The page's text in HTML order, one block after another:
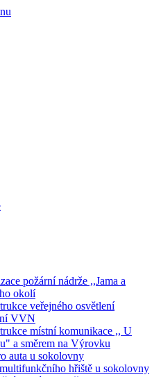
požární nádrže ,,Jama a
okolí
veřejného osvětlení
VVN
místní komunikace ,, U
a směrem na Výrovku
auta u sokolovny
hřiště u sokolovny